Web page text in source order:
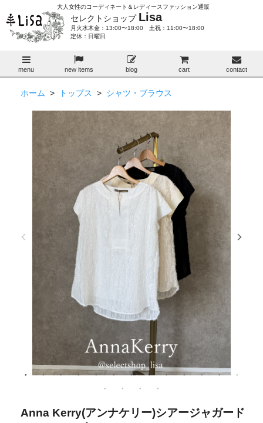
大人女性のコーディネート＆レディースファッション通販
セレクトショップ Lisa
月火水木金：13:00〜18:00 土祝：11:00〜18:00
定休：日曜日
menu new items blog cart contact
ホーム > トップス > シャツ・ブラウス
Anna Kerry(アンナケリー)シアージャガード